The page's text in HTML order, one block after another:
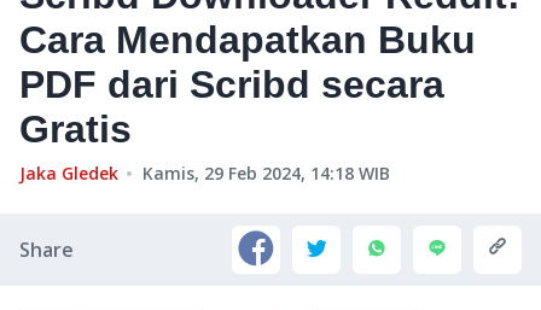
Cara Mendapatkan Buku
PDF dari Scribd secara
Gratis
Jaka Gledek Kamis, 29 Feb 2024, 14:18 WIB
Share